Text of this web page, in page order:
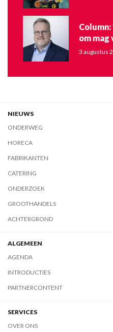
om mag
3 augustus
NIEUWS
ONDERWEG
HORECA
FABRIKANTEN
CATERING
ONDERZOEK
GROOTHANDELS
ACHTERGROND
ALGEMEEN
AGENDA
INTRODUCTIES
PARTNERCONTENT
SERVICES
OVER ONS